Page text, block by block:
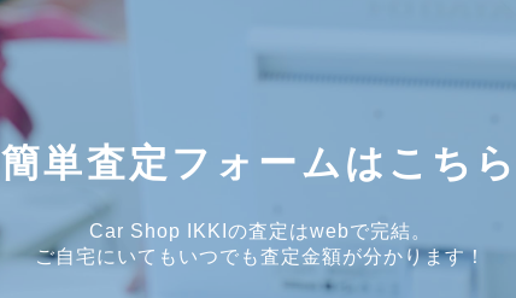
簡単査定フォームはこちら
Car Shop IKKIの査定はwebで完結。
ご自宅にいてもいつでも査定金額が分かります！